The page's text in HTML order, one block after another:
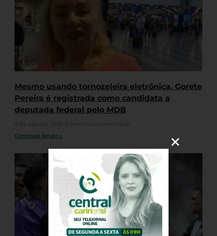
Mesmo usando tornozeleira eletrônica, Gorete
Pereira é registrada como candidata a
deputada federal pelo MDB
Continue lendo »